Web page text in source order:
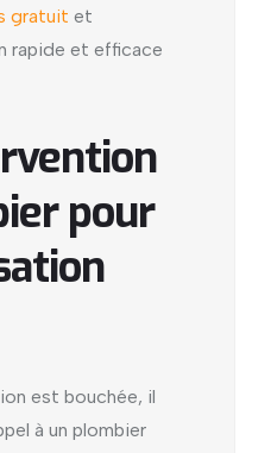
gratuit et
rapide et efficace
pour
est bouchée, il
à un plombier